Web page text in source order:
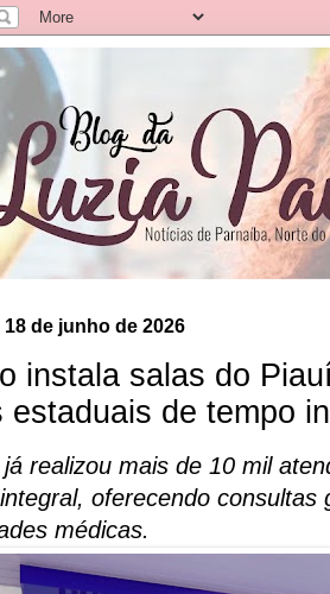
de junho de 2026
instala salas do
estaduais de tempo
realizou mais de 10 mil
oferecendo consultas
médicas.